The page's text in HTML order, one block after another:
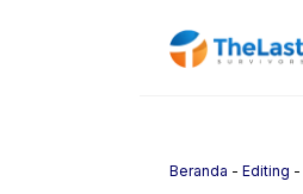
Beranda - Editing -